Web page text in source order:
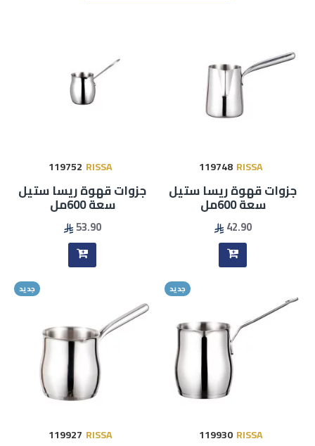
RISSA
119748
جزوات قهوة ريسا ستيل
سعة 600مل
42.90
RISSA
119752
جزوات قهوة ريسا ستيل
سعة 600مل
53.90
جديد
RISSA
119930
جديد
RISSA
119927